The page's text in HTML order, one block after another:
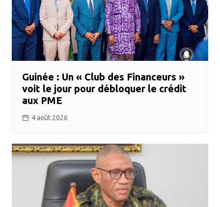
Guinée : Un « Club des Financeurs »
voit le jour pour débloquer le crédit
aux PME
4 août 2026